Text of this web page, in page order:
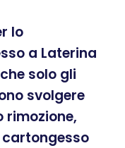
lo
a Laterina
solo gli
svolgere
rimozione,